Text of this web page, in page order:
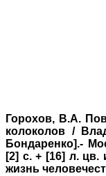
Горохов, В.А.
колоколов /
Бондаренко].-
[2] с. + [16] л.
жизнь